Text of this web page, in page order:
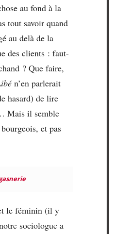
au fond à la
tout savoir quand
au delà de la
des clients : faut-
? Que faire,
n’en parlerait
hasard) de lire
Mais il semble
et pas
le féminin (il y
sociologue a